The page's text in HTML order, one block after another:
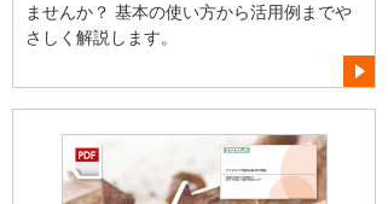
ませんか？ 基本の使い方から活用例までや
さしく解説します。